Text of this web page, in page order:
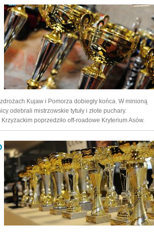
Kujaw i Pomorza dobiegły końca. W minioną
odebrali mistrzowskie tytuły i złote puchary.
poprzedziło off-roadowe Kryterium Asów.